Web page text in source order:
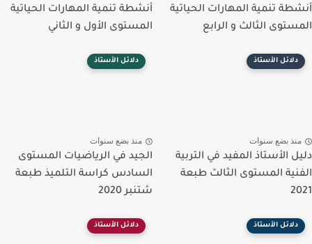
أنشطة تنمية المهارات الحياتية
المستوى الثالث و الرابع
أنشطة تنمية المهارات الحياتية
المستوى الأول و الثاني
دلائل الأستاذ
منذ بضع سنوات
دليل الأستاذ المفيد في التربية
الفنية المستوى الثالث طبعة
2021
دلائل الأستاذ
منذ بضع سنوات
الجيد في الرياضيات المستوى
السادس كراسة التلميذ طبعة
شتنبر 2020
دلائل الأستاذ دلائل الأستاذ